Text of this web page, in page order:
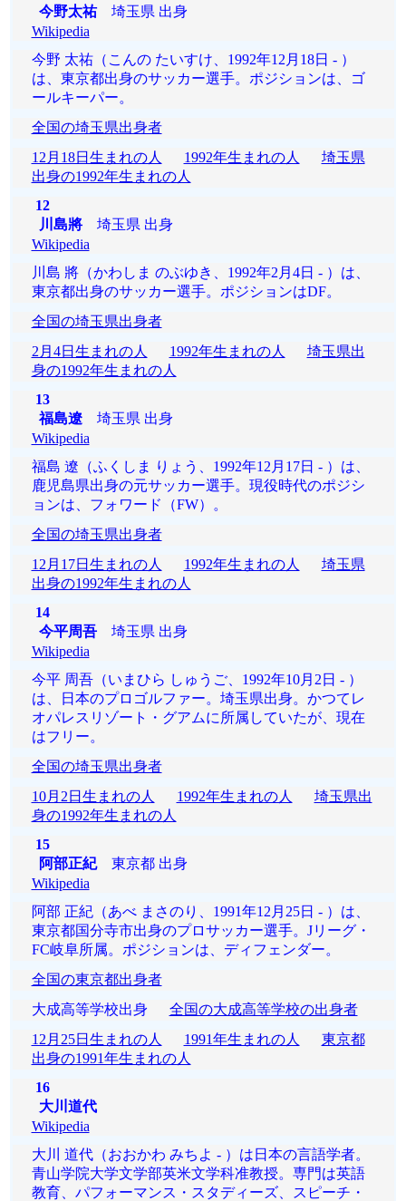
今野太祐埼玉県 出身
Wikipedia
今野 太祐（こんの たいすけ、1992年12月18日 - ）
は、東京都出身のサッカー選手。ポジションは、ゴ
ールキーパー。
全国の埼玉県出身者
12月18日生まれの人
1992年生まれの人
埼玉県
出身の1992年生まれの人
12
川島將埼玉県 出身
Wikipedia
川島 將（かわしま のぶゆき、1992年2月4日 - ）は、
東京都出身のサッカー選手。ポジションはDF。
全国の埼玉県出身者
2月4日生まれの人
1992年生まれの人
埼玉県出
身の1992年生まれの人
13
福島遼埼玉県 出身
Wikipedia
福島 遼（ふくしま りょう、1992年12月17日 - ）は、
鹿児島県出身の元サッカー選手。現役時代のポジシ
ョンは、フォワード（FW）。
全国の埼玉県出身者
12月17日生まれの人
1992年生まれの人
埼玉県
出身の1992年生まれの人
14
今平周吾埼玉県 出身
Wikipedia
今平 周吾（いまひら しゅうご、1992年10月2日 - ）
は、日本のプロゴルファー。埼玉県出身。かつてレ
オパレスリゾート・グアムに所属していたが、現在
はフリー。
全国の埼玉県出身者
10月2日生まれの人
1992年生まれの人
埼玉県出
身の1992年生まれの人
15
阿部正紀東京都 出身
Wikipedia
阿部 正紀（あべ まさのり、1991年12月25日 - ）は、
東京都国分寺市出身のプロサッカー選手。Jリーグ・
FC岐阜所属。ポジションは、ディフェンダー。
全国の東京都出身者
大成高等学校出身 全国の大成高等学校の出身者
12月25日生まれの人
1991年生まれの人
東京都
出身の1991年生まれの人
16
大川道代
Wikipedia
大川 道代（おおかわ みちよ - ）は日本の言語学者。
青山学院大学文学部英米文学科准教授。専門は英語
教育、パフォーマンス・スタディーズ、スピーチ・